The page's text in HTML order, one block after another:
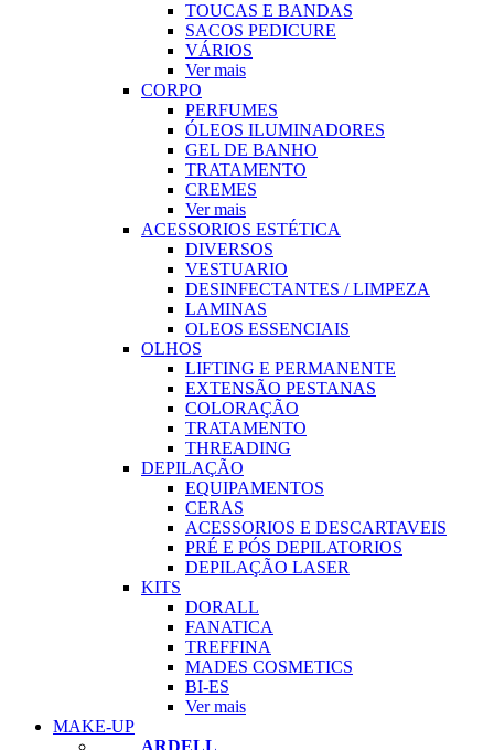
TOUCAS E BANDAS
SACOS PEDICURE
VÁRIOS
Ver mais
CORPO
PERFUMES
ÓLEOS ILUMINADORES
GEL DE BANHO
TRATAMENTO
CREMES
Ver mais
ACESSORIOS ESTÉTICA
DIVERSOS
VESTUARIO
DESINFECTANTES / LIMPEZA
LAMINAS
OLEOS ESSENCIAIS
OLHOS
LIFTING E PERMANENTE
EXTENSÃO PESTANAS
COLORAÇÃO
TRATAMENTO
THREADING
DEPILAÇÃO
EQUIPAMENTOS
CERAS
ACESSORIOS E DESCARTAVEIS
PRÉ E PÓS DEPILATORIOS
DEPILAÇÃO LASER
KITS
DORALL
FANATICA
TREFFINA
MADES COSMETICS
BI-ES
Ver mais
MAKE-UP
ARDELL